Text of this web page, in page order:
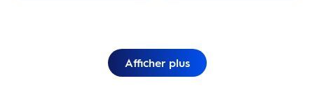
Afficher plus